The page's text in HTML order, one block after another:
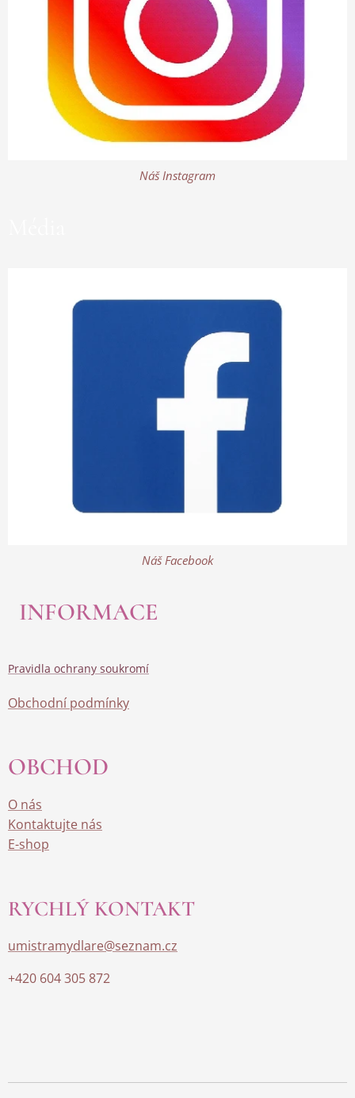
Náš Instagram
Náš Facebook
INFORMACE
Pravidla ochrany soukromí
Obchodní podmínky
OBCHOD
O nás
Kontaktujte nás
E-shop
RYCHLÝ KONTAKT
umistramydlare@seznam.cz
+420 604 305 872